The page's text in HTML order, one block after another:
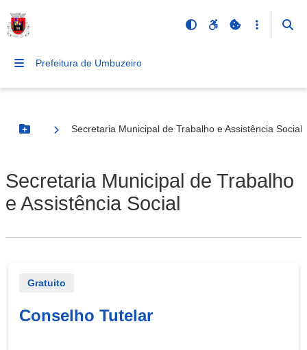
Prefeitura de Umbuzeiro
Botão Menu
Secretaria Municipal de Trabalho e Assistência Social
Secretaria Municipal de Trabalho
e Assistência Social
Gratuito
Conselho Tutelar